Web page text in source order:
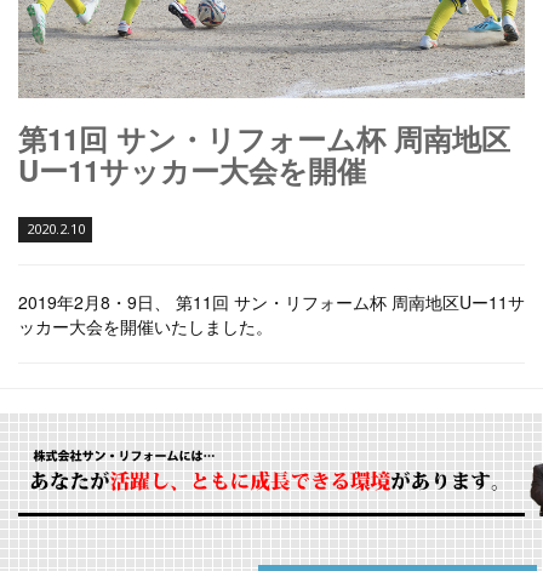
第11回 サン・リフォーム杯 周南地区
Uー11サッカー大会を開催
2020.2.10
2019年2月8・9日、 第11回 サン・リフォーム杯 周南地区Uー11サ
ッカー大会を開催いたしました。